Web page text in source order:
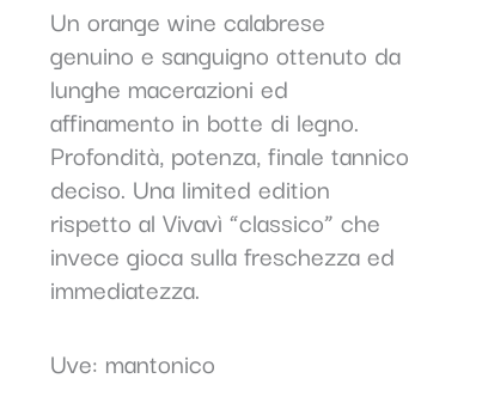
Un orange wine calabrese
genuino e sanguigno ottenuto da
lunghe macerazioni ed
affinamento in botte di legno.
Profondità, potenza, finale tannico
deciso. Una limited edition
rispetto al Vivavì “classico” che
invece gioca sulla freschezza ed
immediatezza.
Uve: mantonico